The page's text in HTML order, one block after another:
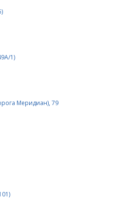
1)
Меридиан), 79